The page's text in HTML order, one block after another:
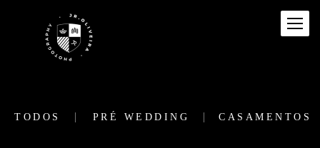
TODOS PRÉ WEDDING CASAMENTOS